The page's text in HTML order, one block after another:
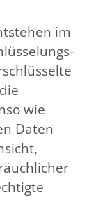
im
wie
Daten